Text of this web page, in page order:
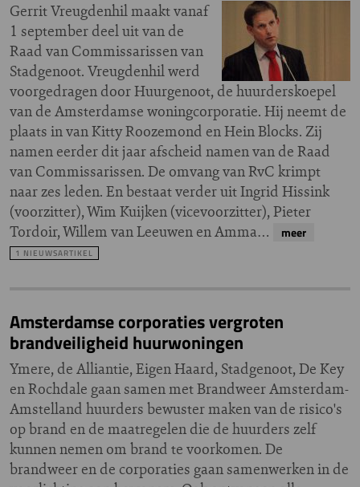
Gerrit Vreugdenhil maakt vanaf
1 september deel uit van de
Raad van Commissarissen van
Stadgenoot. Vreugdenhil werd
voorgedragen door Huurgenoot, de huurderskoepel
van de Amsterdamse woningcorporatie. Hij neemt de
plaats in van Kitty Roozemond en Hein Blocks. Zij
namen eerder dit jaar afscheid namen van de Raad
van Commissarissen. De omvang van RvC krimpt
naar zes leden. En bestaat verder uit Ingrid Hissink
(voorzitter), Wim Kuijken (vicevoorzitter), Pieter
Tordoir, Willem van Leeuwen en Amma…
meer
1 NIEUWSARTIKEL
Amsterdamse corporaties vergroten
brandveiligheid huurwoningen
Ymere, de Alliantie, Eigen Haard, Stadgenoot, De Key
en Rochdale gaan samen met Brandweer Amsterdam-
Amstelland huurders bewuster maken van de risico's
op brand en de maatregelen die de huurders zelf
kunnen nemen om brand te voorkomen. De
brandweer en de corporaties gaan samenwerken in de